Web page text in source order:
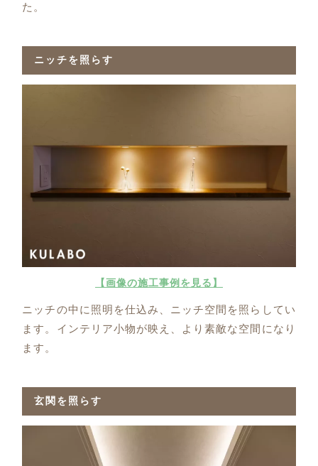
た。
ニッチを照らす
【画像の施工事例を見る】
ニッチの中に照明を仕込み、ニッチ空間を照らしてい
ます。インテリア小物が映え、より素敵な空間になり
ます。
玄関を照らす